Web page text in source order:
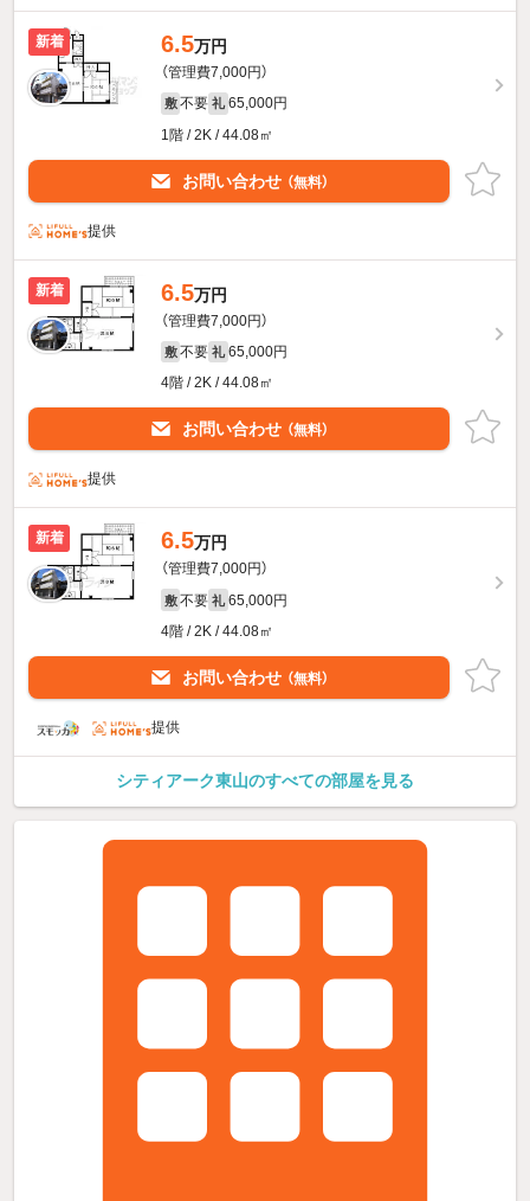
新着 6.5万円
（管理費7,000円）
敷 不要 礼 65,000円
1階 / 2K / 44.08㎡
お問い合わせ （無料）
提供
新着 6.5万円
（管理費7,000円）
敷 不要 礼 65,000円
4階 / 2K / 44.08㎡
お問い合わせ （無料）
提供
新着 6.5万円
（管理費7,000円）
敷 不要 礼 65,000円
4階 / 2K / 44.08㎡
お問い合わせ （無料）
提供
シティアーク東山のすべての部屋を見る